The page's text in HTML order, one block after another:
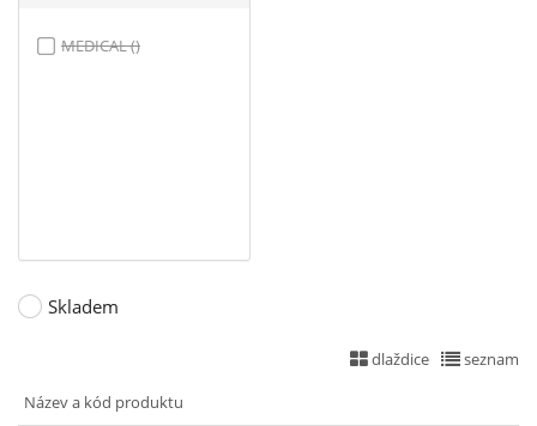
5+12+(-12)+24V (32)
5+12+15+24V (32)
5+24V (36)
MEDICAL ()
Skladem
dlaždice seznam
Název a kód produktu